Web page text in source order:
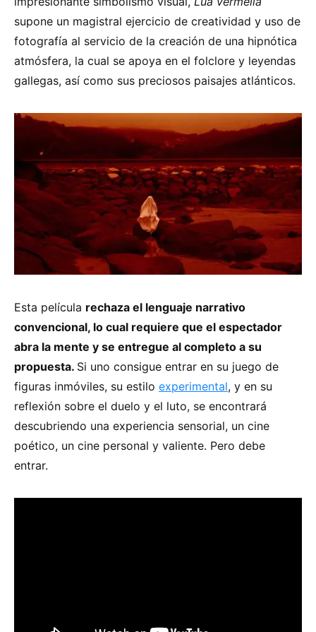
supone un magistral ejercicio de creatividad y uso de
fotografía al servicio de la creación de una hipnótica
atmósfera, la cual se apoya en el folclore y leyendas
gallegas, así como sus preciosos paisajes atlánticos.
Esta película rechaza el lenguaje narrativo
convencional, lo cual requiere que el espectador
abra la mente y se entregue al completo a su
propuesta. Si uno consigue entrar en su juego de
figuras inmóviles, su estilo experimental, y en su
reflexión sobre el duelo y el luto, se encontrará
descubriendo una experiencia sensorial, un cine
poético, un cine personal y valiente. Pero debe
entrar.